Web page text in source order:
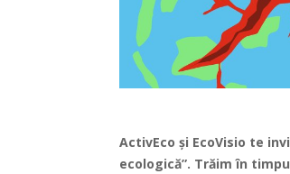
ActivEco şi EcoVisio te
ecologică”. Trăim în